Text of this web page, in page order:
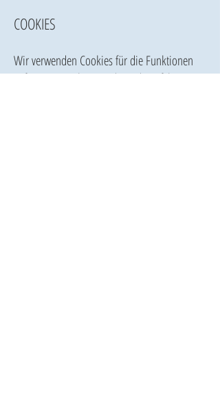
COOKIES
Wir verwenden Cookies für die Funktionen
auf unserer Website und um die Erfahrung